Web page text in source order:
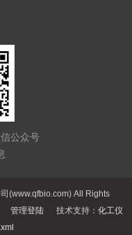
公众号
(www.qfbio.com) All Rights
管理登陆 技术支持： 化工仪